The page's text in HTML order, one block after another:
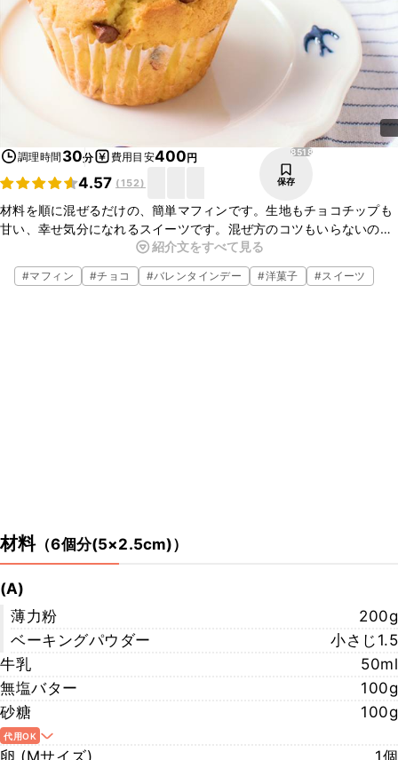
調理時間 30分 費用目安400円
4.57 (152)
8518
保存
材料を順に混ぜるだけの、簡単マフィンです。生地もチョコチップも
甘い、幸せ気分になれるスイーツです。混ぜ方のコツもいらないの
で、お料理初心者さんでも失敗なく作れます。チョコチップをバナナ
やチーズに代えてアレンジもできます。
紹介文をすべて見る
#マフィン #チョコ #バレンタインデー #洋菓子 #スイーツ
材料（6個分(5×2.5cm)）
(A)
薄力粉
200g
ベーキングパウダー
小さじ1.5
牛乳
50ml
無塩バター
100g
砂糖
100g
代用OK
卵 (Mサイズ)
1個